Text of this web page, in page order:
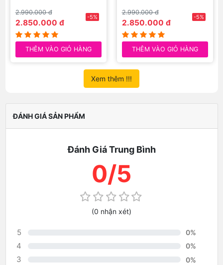
2.990.000 đ
2.850.000 đ
-5%
THÊM VÀO GIỎ HÀNG
2.990.000 đ
2.850.000 đ
-5%
THÊM VÀO GIỎ HÀNG
Xem thêm !!!
ĐÁNH GIÁ SẢN PHẨM
Đánh Giá Trung Bình
0/5
(0 nhận xét)
5 0%
4 0%
3 0%